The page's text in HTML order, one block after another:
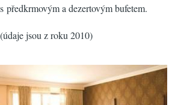
s předkrmovým a dezertovým bufetem.
(údaje jsou z roku 2010)